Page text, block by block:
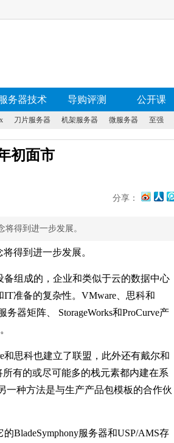
服务器技术 导购评测 公开课
刀片服务器 机架服务器 微服务器 至强
初面市
分享：
得到进一步发展。
得到进一步发展。
组成的，企业和类似于云的数据中心
准备的复杂性。VMware、思科和
器矩阵、 StorageWorks和ProCurve产
思科也建立了联盟，此外还有戴尔和
有的或尽可能多的栈元素都内建在系
一种方法是与生产产品包模板的合作伙
BladeSymphony服务器和USP/AMS存